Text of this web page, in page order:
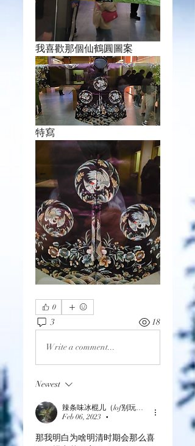
我喜歡那個仙鶴圓圖案
特寫
0
3 18
Write a comment...
Newest
辣条味冰棍儿（lof别玩了要氪金的）
Feb 06, 2023
•
那我明白为啥明清时期会那么喜